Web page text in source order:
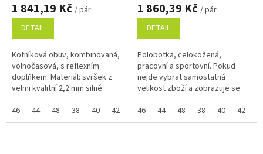
1 841,19 Kč / pár
DETAIL
Kotníková obuv, kombinovaná,
volnočasová, s reflexním
doplňkem. Materiál: svršek z
velmi kvalitní 2,2 mm silné
voděodolnou membránou
GOTEX,...
46 44 48 38 40 42 39 41 43 45 37 47
1 860,39 Kč / pár
DETAIL
Polobotka, celokožená,
pracovní a sportovní. Pokud
nejde vybrat samostatná
velikost zboží a zobrazuje se
poznámky na konci objednávky.
Využijte...
46 44 48 38 40 42